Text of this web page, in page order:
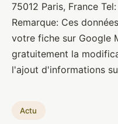
75012 Paris, France
Remarque: Ces
votre fiche sur Google
gratuitement la
l'ajout d'informations
Actu